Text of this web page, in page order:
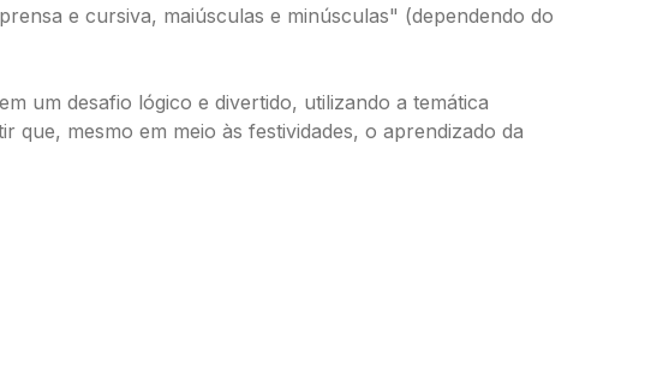
e cursiva, maiúsculas e minúsculas" (dependendo do
um desafio lógico e divertido, utilizando a temática
mesmo em meio às festividades, o aprendizado da